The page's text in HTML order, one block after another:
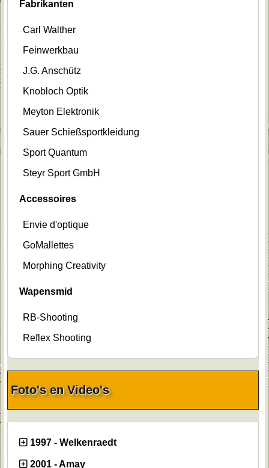
Fabrikanten
Carl Walther
Feinwerkbau
J.G. Anschütz
Knobloch Optik
Meyton Elektronik
Sauer Schießsportkleidung
Sport Quantum
Steyr Sport GmbH
Accessoires
Envie d'optique
GoMallettes
Morphing Creativity
Wapensmid
RB-Shooting
Reflex Shooting
Foto's en Video's
1997 - Welkenraedt
2001 - Amay